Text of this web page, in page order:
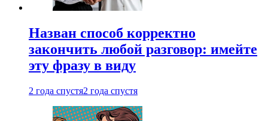
Назван способ корректно
закончить любой разговор: имейте
эту фразу в виду
2 года спустя2 года спустя